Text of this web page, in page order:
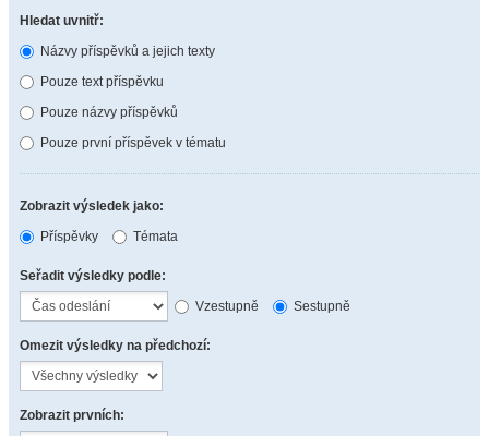
Hledat uvnitř:
Názvy příspěvků a jejich texty
Pouze text příspěvku
Pouze názvy příspěvků
Pouze první příspěvek v tématu
Zobrazit výsledek jako:
Příspěvky
Témata
Seřadit výsledky podle:
Vzestupně
Sestupně
Omezit výsledky na předchozí:
Zobrazit prvních: